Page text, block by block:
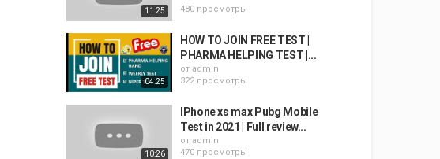
11:25
480 просмотры
04:25
HOW TO JOIN FREE TEST |
PHARMA HELPING TEST |...
от admin
322 просмотры
10:26
IPhone xs max Pubg Mobile
Test in 2021 | Full review...
от admin
470 просмотры